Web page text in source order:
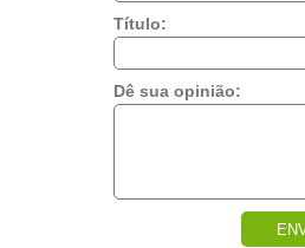
Título:
Dê sua opinião: